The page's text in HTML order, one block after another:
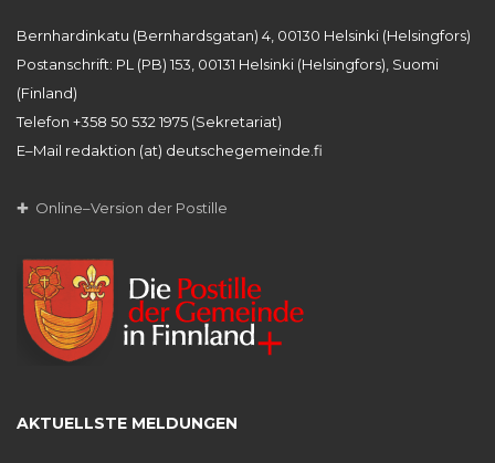
Bernhardinkatu (Bernhardsgatan) 4, 00130 Helsinki (Helsingfors)
Postanschrift: PL (PB) 153, 00131 Helsinki (Helsingfors), Suomi
(Finland)
Telefon +358 50 532 1975 (Sekretariat)
E–Mail redaktion (at) deutschegemeinde.fi
✚ Online–Version der Postille
AKTUELLSTE MELDUNGEN